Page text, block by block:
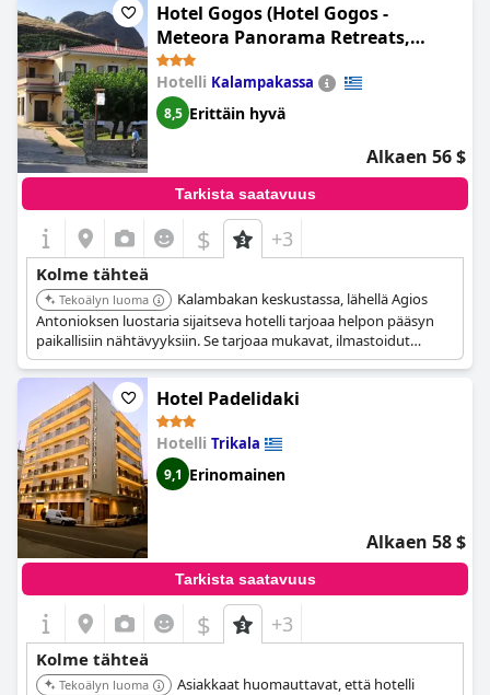
Hotel Gogos (Hotel Gogos -
Meteora Panorama Retreats,
Kastraki)
Hotelli Kalampakassa
8,5 Erittäin hyvä
Alkaen 56 $
Tarkista saatavuus
$ +3
Kolme tähteä
Tekoälyn luoma
Kalambakan keskustassa, lähellä Agios
Antonioksen luostaria sijaitseva hotelli tarjoaa helpon pääsyn
paikallisiin nähtävyyksiin. Se tarjoaa mukavat, ilmastoidut
huoneet.
Hotel Padelidaki
Hotelli Trikala
9,1 Erinomainen
Alkaen 58 $
Tarkista saatavuus
$ +3
Kolme tähteä
Tekoälyn luoma
Asiakkaat huomauttavat, että hotelli